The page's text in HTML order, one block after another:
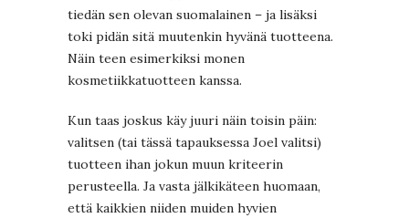
tiedän sen olevan suomalainen – ja lisäksi
toki pidän sitä muutenkin hyvänä tuotteena.
Näin teen esimerkiksi monen
kosmetiikkatuotteen kanssa.
Kun taas joskus käy juuri näin toisin päin:
valitsen (tai tässä tapauksessa Joel valitsi)
tuotteen ihan jokun muun kriteerin
perusteella. Ja vasta jälkikäteen huomaan,
että kaikkien niiden muiden hyvien